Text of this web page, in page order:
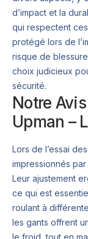
d’impact et la
qui respectent
protégé lors de
risque de
choix judicieux
sécurité.
Notre
Upman –
Lors de l’essai
impressionnés
Leur ajustement
ce qui est
roulant à
les gants offrent